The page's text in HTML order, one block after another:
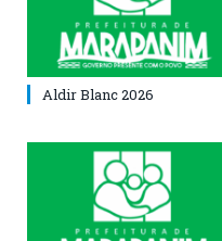
Aldir Blanc 2026